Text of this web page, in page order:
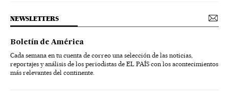
NEWSLETTERS
Boletín de América
Cada semana en tu cuenta de correo una selección de las noticias,
reportajes y análisis de los periodistas de EL PAÍS con los acontecimientos
más relevantes del continente.